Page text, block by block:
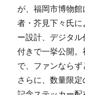
が、福岡市博物
者・芥見下々氏
ー設計、デジタ
付きで一挙公開。
で、ファンならず
さらに、数量限